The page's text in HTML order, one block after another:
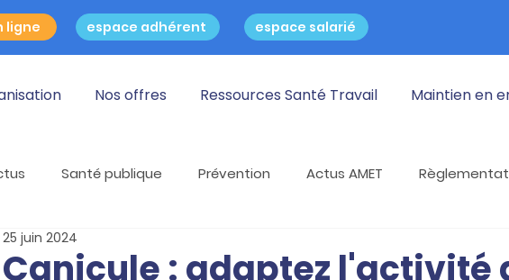
ligne espace adhérent espace salarié
Nos offres Ressources Santé Travail Maintien en
Santé publique Prévention Actus AMET
Tabac
Canicule : adaptez l'activité
25 juin 2024